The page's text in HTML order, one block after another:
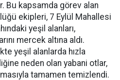
Bu kapsamda görev alan
ekipleri, 7 Eylül Mahallesi
yeşil alanları,
mercek altına aldı.
yeşil alanlarda hızla
neden olan yabani otlar,
tamamen temizlendi.